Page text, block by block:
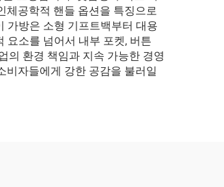
체공학적 핸들 옵션을 특징으로
가방은 소형 기프트백부터 대용
요소를 넘어서 내부 포켓, 버튼
의 환경 책임과 지속 가능한 경영
비자들에게 강한 공감을 불러일